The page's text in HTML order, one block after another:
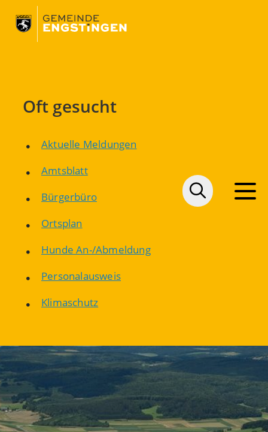
Oft gesucht
Aktuelle Meldungen
Amtsblatt
Bürgerbüro
Ortsplan
Hunde An-/Abmeldung
Personalausweis
Klimaschutz